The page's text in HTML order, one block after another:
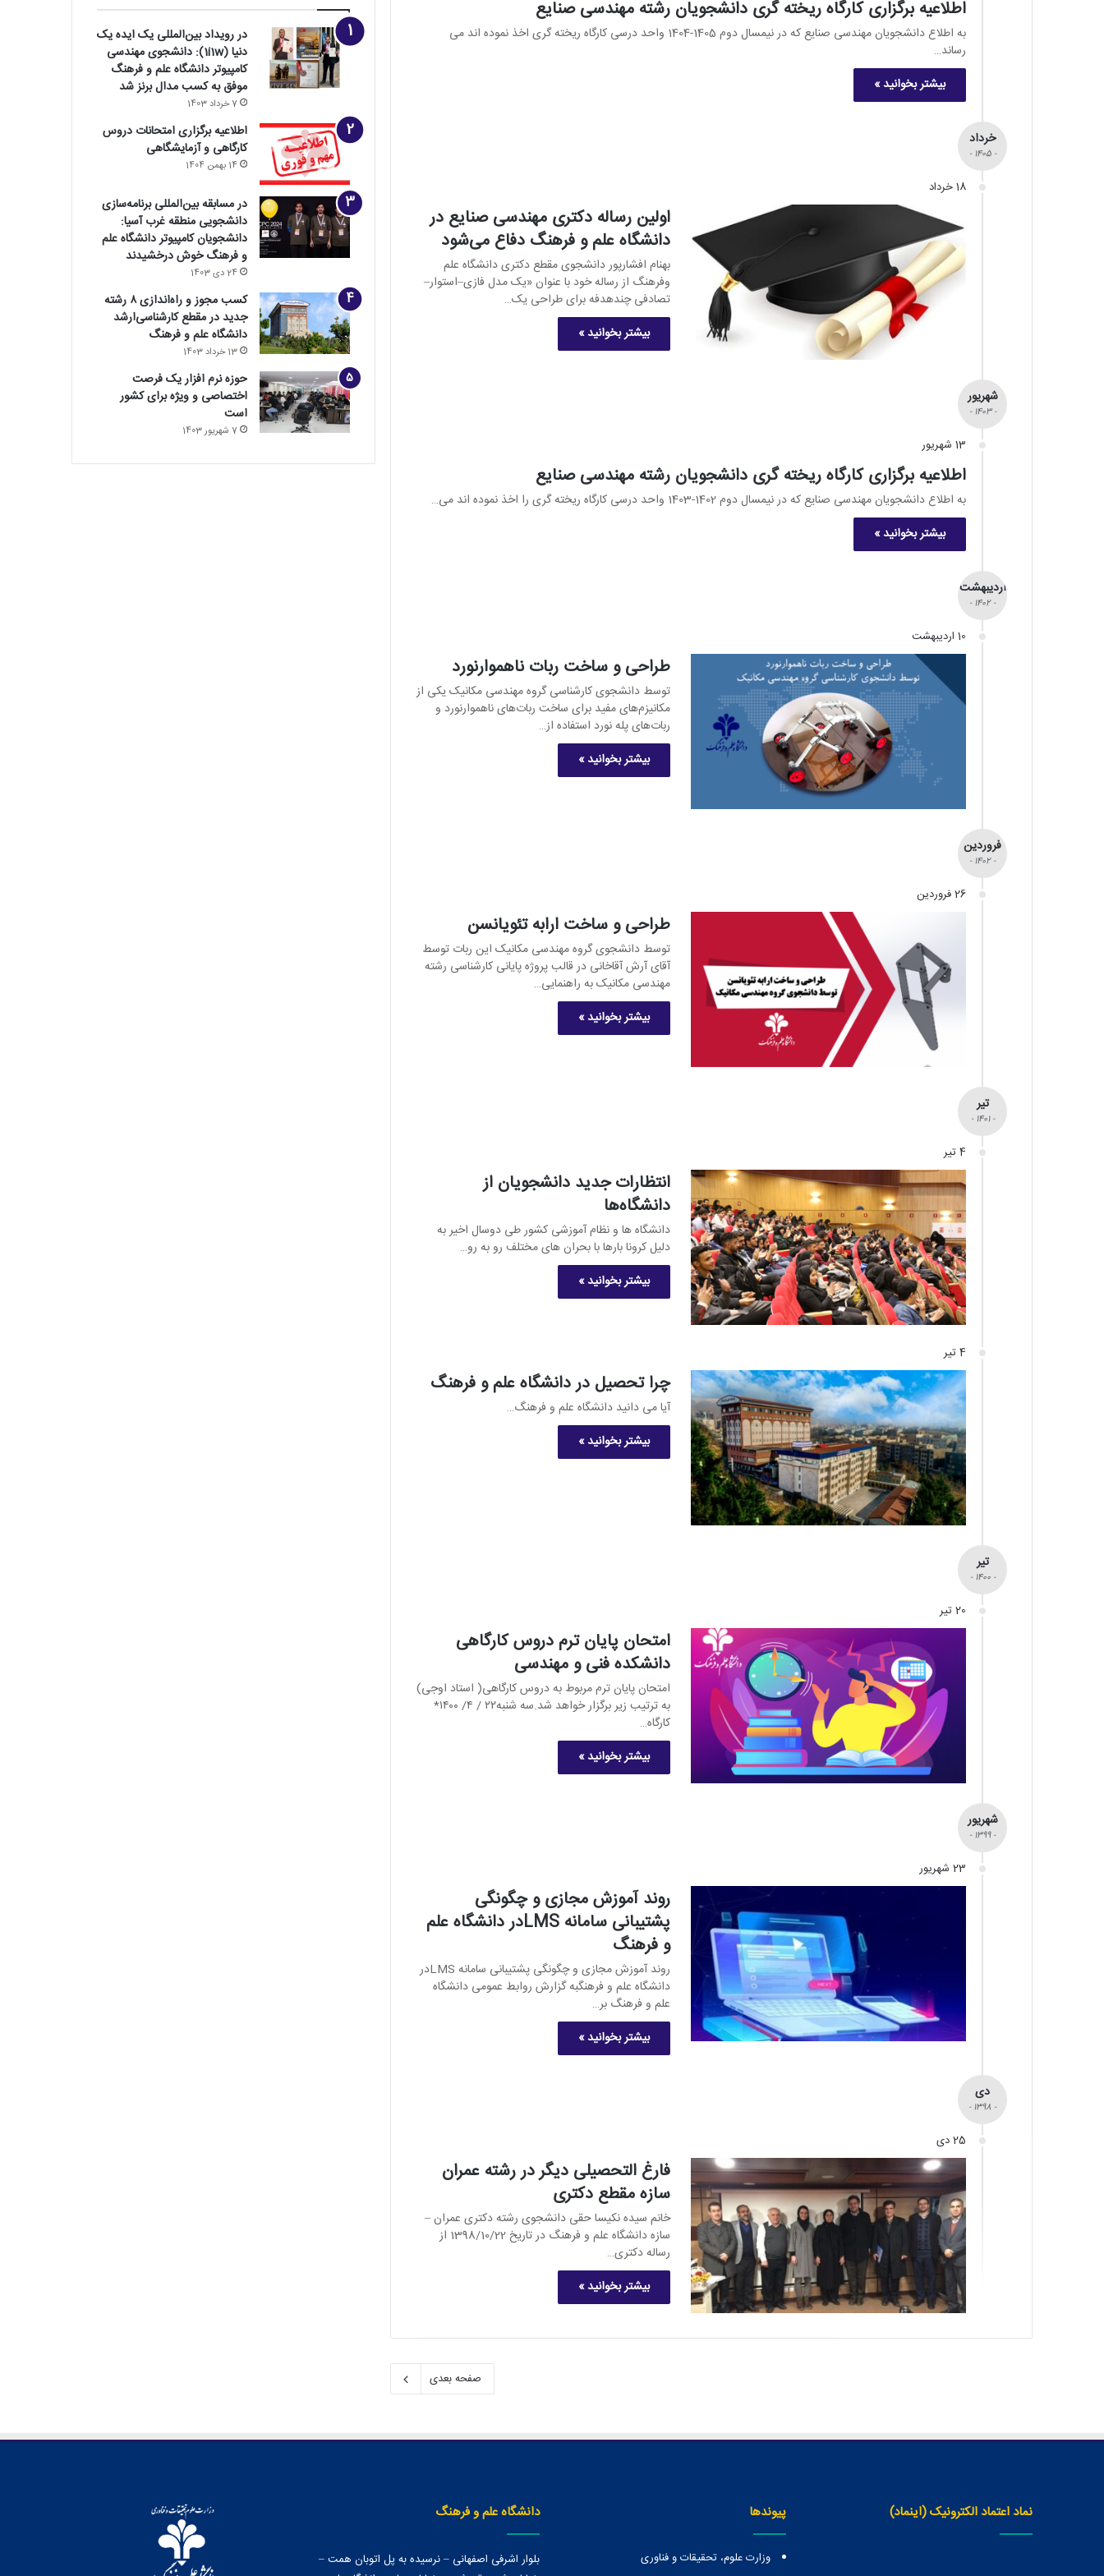
اطلاعیه برگزاری کارگاه ریخته گری دانشجویان رشته مهندسی صنایع
به اطلاع دانشجویان مهندسی صنایع که در نیمسال دوم 1405-1404 واحد درسی کارگاه ریخته گری اخذ نموده اند می
رساند…
بیشتر بخوانید »
خرداد
- 1405 -
18 خرداد
اولین رساله دکتری مهندسی صنایع در
دانشگاه علم و فرهنگ دفاع می‌شود
بهنام افشارپور دانشجوی مقطع دکتری دانشگاه علم
وفرهنگ از رساله خود با عنوان «یک مدل فازی–استوار–
تصادفی چندهدفه برای طراحی یک…
بیشتر بخوانید »
شهریور
- 1403 -
13 شهریور
اطلاعیه برگزاری کارگاه ریخته گری دانشجویان رشته مهندسی صنایع
به اطلاع دانشجویان مهندسی صنایع که در نیمسال دوم 1402-1403 واحد درسی کارگاه ریخته گری را اخذ نموده اند می…
بیشتر بخوانید »
اردیبهشت
- 1402 -
10 اردیبهشت
طراحی و ساخت ربات ناهموارنورد
توسط دانشجوی کارشناسی گروه مهندسی مکانیک یکی از
مکانیزم‌های مفید برای ساخت ربات‌های ناهموارنورد و
ربات‌های پله نورد استفاده از…
بیشتر بخوانید »
فروردین
- 1402 -
26 فروردین
طراحی و ساخت ارابه تئویانسن
توسط دانشجوی گروه مهندسی مکانیک این ربات توسط
آقای آرش آقاخانی در قالب پروژه پایانی کارشناسی رشته
مهندسی مکانیک به راهنمایی…
بیشتر بخوانید »
تیر
- 1401 -
4 تیر
انتظارات جدید دانشجویان از
دانشگاه‌ها
دانشگاه ها و نظام آموزشی کشور طی دوسال اخیر به
دلیل کرونا بارها با بحران های مختلف رو به رو…
بیشتر بخوانید »
4 تیر
چرا تحصیل در دانشگاه علم و فرهنگ
آیا می دانید دانشگاه علم و فرهنگ…
بیشتر بخوانید »
تیر
- 1400 -
20 تیر
امتحان پایان ترم دروس کارگاهی
دانشکده فنی و مهندسی
امتحان پایان ترم مربوط به دروس کارگاهی( استاد اوجی)
به ترتیب زیر برگزار خواهد شد.سه شنبه۲۲ / ۴/ ۱۴۰۰*
کارگاه…
بیشتر بخوانید »
شهریور
- 1399 -
23 شهریور
روند آموزش مجازی و چگونگی
پشتیبانی سامانه LMSدر دانشگاه علم
و فرهنگ
روند آموزش مجازی و چگونگی پشتیبانی سامانه LMSدر
دانشگاه علم و فرهنگبه گزارش روابط عمومی دانشگاه
علم و فرهنگ بر…
بیشتر بخوانید »
دی
- 1398 -
25 دی
فارغ التحصیلی دیگر در رشته عمران
سازه مقطع دکتری
خانم سیده نکیسا حقی دانشجوی رشته دکتری عمران –
سازه دانشگاه علم و فرهنگ در تاریخ 1398/10/22 از
رساله دکتری…
بیشتر بخوانید »
صفحه بعدی
در رویداد بین‌المللی یک ایده یک
دنیا (1i1w): دانشجوی مهندسی
کامپیوتر دانشگاه علم و فرهنگ
موفق به کسب مدال برنز شد
7 خرداد 1403
اطلاعیه برگزاری امتحانات دروس
کارگاهی و آزمایشگاهی
14 بهمن 1404
در مسابقه بین‌المللی برنامه‌سازی
دانشجویی منطقه غرب آسیا:
دانشجویان کامپیوتر دانشگاه علم
و فرهنگ خوش درخشیدند
24 دی 1403
کسب مجوز و راه‌اندازی ۸ رشته
جدید در مقطع کارشناسی‌ارشد
دانشگاه علم و فرهنگ
13 خرداد 1403
حوزه نرم افزار یک فرصت
اختصاصی و ویژه برای کشور
است
7 شهریور 1403
نماد اعتماد الکترونیک (اینماد) پیوندها
وزارت علوم، تحقیقات و فناوری
دانشگاه علم و فرهنگ
بلوار اشرفی اصفهانی – نرسیده به پل اتوبان همت –